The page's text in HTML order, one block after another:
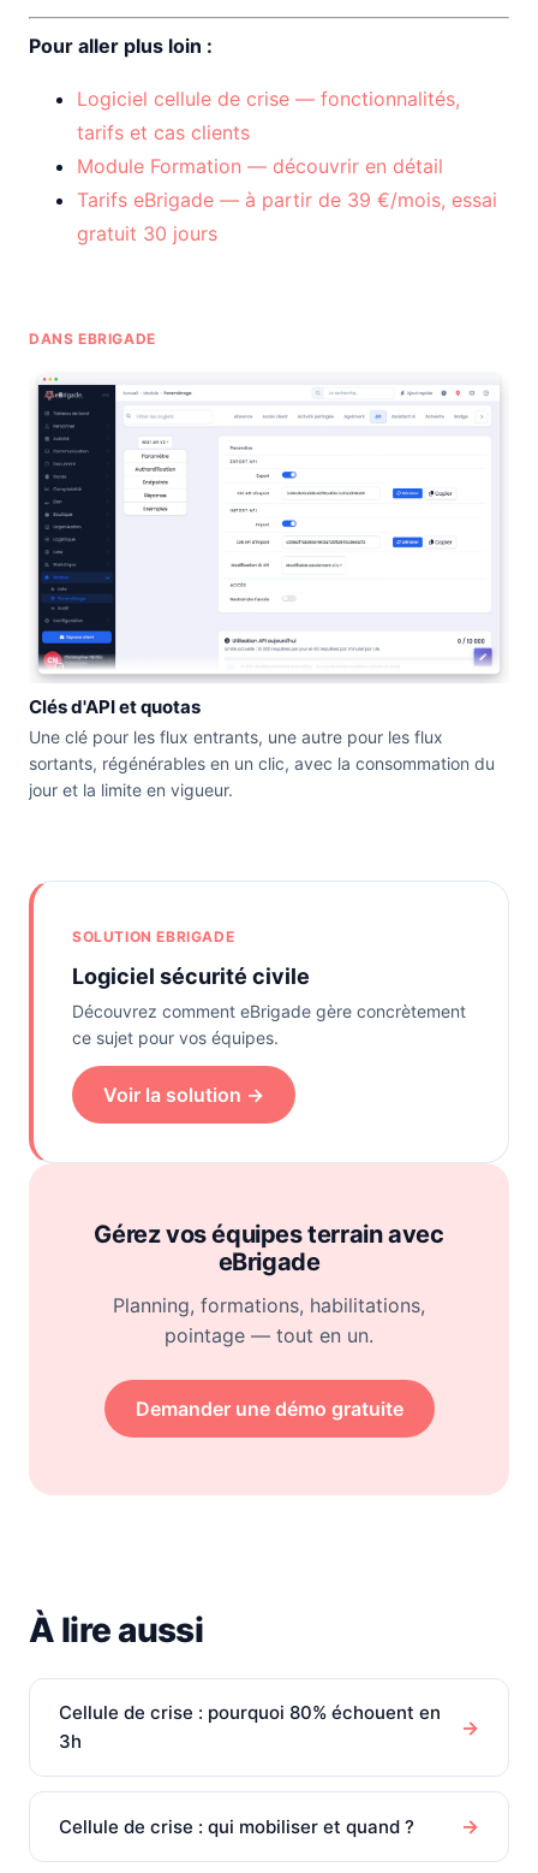
Pour aller plus loin :
Logiciel cellule de crise — fonctionnalités,
tarifs et cas clients
Module Formation — découvrir en détail
Tarifs eBrigade — à partir de 39 €/mois, essai
gratuit 30 jours
DANS EBRIGADE
Clés d'API et quotas
Une clé pour les flux entrants, une autre pour les flux
sortants, régénérables en un clic, avec la consommation du
jour et la limite en vigueur.
SOLUTION EBRIGADE
Logiciel sécurité civile
Découvrez comment eBrigade gère concrètement
ce sujet pour vos équipes.
Voir la solution →
Gérez vos équipes terrain avec
eBrigade
Planning, formations, habilitations,
pointage — tout en un.
Demander une démo gratuite
À lire aussi
Cellule de crise : pourquoi 80% échouent en
3h
→
Cellule de crise : qui mobiliser et quand ? →